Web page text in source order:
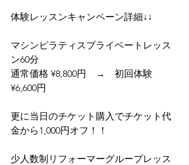
体験レッスンキャンペーン詳細↓↓
マシンピラティスプライベートレッス
ン60分
通常価格 ¥8,800円　→　初回体験
¥6,600円
更に当日のチケット購入でチケット代
金から1,000円オフ！！
少人数制リフォーマーグループレッス